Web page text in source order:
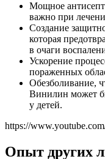
Мощное
важно при
Создание
которая
в очаги
Ускорение
пораженных
Обезболивание,
Винилин может
у детей.
https://
Опыт других